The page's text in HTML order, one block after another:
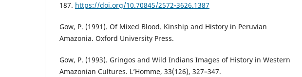
187. https://doi.org/10.70845/2572-3626.1387
Gow, P. (1991). Of Mixed Blood. Kinship and History in Peruvian
Amazonia. Oxford University Press.
Gow, P. (1993). Gringos and Wild Indians Images of History in Western
Amazonian Cultures. L’Homme, 33(126), 327–347.